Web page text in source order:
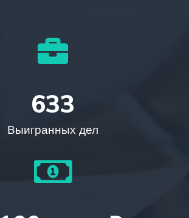
633
Выигранных дел